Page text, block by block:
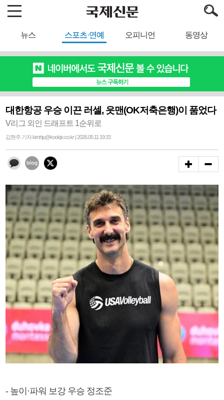
뉴스 스포츠·연예 오피니언 동영상
대한항공 우승 이끈 러셀, 읏맨(OK저축은행)이 품었다
V리그 외인 드래프트 1순위로
김현주 기자 kimhju@kookje.co.kr | 2026.05.11 19:33
- 높이·파워 보강 우승 정조준